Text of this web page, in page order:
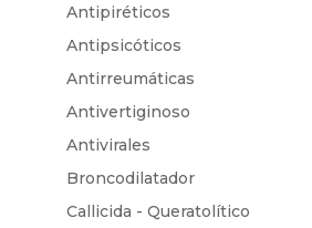
Antipiréticos
Antipsicóticos
Antirreumáticas
Antivertiginoso
Antivirales
Broncodilatador
Callicida - Queratolítico